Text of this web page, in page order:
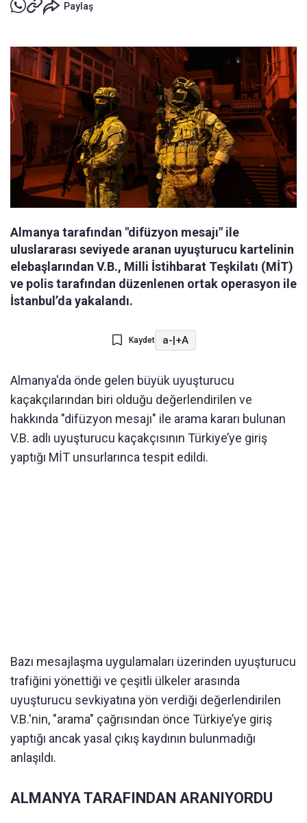
Paylaş
Almanya tarafından "difüzyon mesajı" ile
uluslararası seviyede aranan uyuşturucu kartelinin
elebaşlarından V.B., Milli İstihbarat Teşkilatı (MİT)
ve polis tarafından düzenlenen ortak operasyon ile
İstanbul’da yakalandı.
Kaydet a-|+A
Almanya'da önde gelen büyük uyuşturucu
kaçakçılarından biri olduğu değerlendirilen ve
hakkında "difüzyon mesajı" ile arama kararı bulunan
V.B. adlı uyuşturucu kaçakçısının Türkiye’ye giriş
yaptığı MİT unsurlarınca tespit edildi.
Bazı mesajlaşma uygulamaları üzerinden uyuşturucu
trafiğini yönettiği ve çeşitli ülkeler arasında
uyuşturucu sevkiyatına yön verdiği değerlendirilen
V.B.'nin, "arama" çağrısından önce Türkiye’ye giriş
yaptığı ancak yasal çıkış kaydının bulunmadığı
anlaşıldı.
ALMANYA TARAFINDAN ARANIYORDU